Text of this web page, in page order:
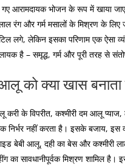
गए आरामदायक भोजन के रूप में खाया
रंग और गर्म मसालों के मिश्रण के लिए
लगे, लेकिन इसका परिणाम एक ऐसा
है – समृद्ध, गर्म और पूरी तरह से
को क्या खास बनाता
करी के विपरीत, कश्मीरी दम आलू
निर्भर नहीं करता है। इसके बजाय, इस
बेबी आलू, दही का बेस और कश्मीरी
का सावधानीपूर्वक मिश्रण शामिल है।